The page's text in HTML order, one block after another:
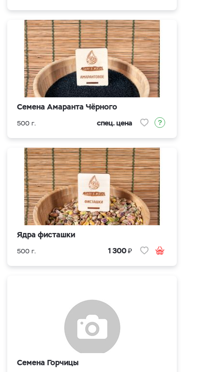
Семена Амаранта Чёрного
500 г. спец. цена
Ядра фисташки
500 г. 1 300₽
Семена Горчицы